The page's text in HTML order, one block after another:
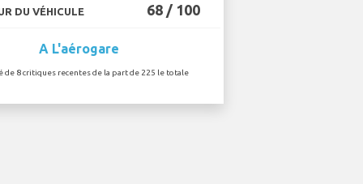
DU VÉHICULE 68 / 100
A L'aérogare
de 8 critiques recentes de la part de 225 le totale